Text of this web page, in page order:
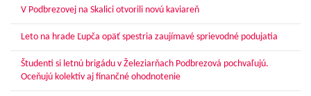
V Podbrezovej na Skalici otvorili novú kaviareň
Leto na hrade Ľupča opäť spestria zaujímavé sprievodné podujatia
Študenti si letnú brigádu v Železiarňach Podbrezová pochvaľujú.
Oceňujú kolektív aj finančné ohodnotenie